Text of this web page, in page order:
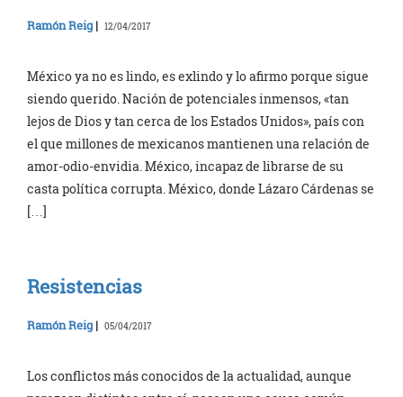
Ramón Reig | 12/04/2017
México ya no es lindo, es exlindo y lo afirmo porque sigue
siendo querido. Nación de potenciales inmensos, «tan
lejos de Dios y tan cerca de los Estados Unidos», país con
el que millones de mexicanos mantienen una relación de
amor-odio-envidia. México, incapaz de librarse de su
casta política corrupta. México, donde Lázaro Cárdenas se
[…]
Resistencias
Ramón Reig | 05/04/2017
Los conflictos más conocidos de la actualidad, aunque